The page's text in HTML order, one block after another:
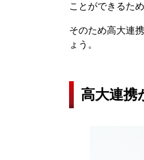
ことができるた
そのため高大連
ょう。
高大連携